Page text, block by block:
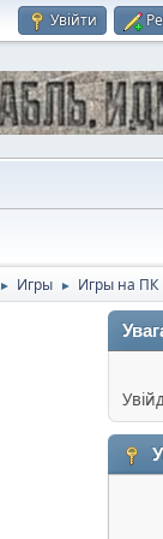
Увійти
► Игры ► Игры на ПК